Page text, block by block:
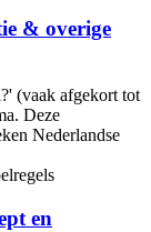
& overige
(vaak afgekort tot
Deze
Nederlandse
en